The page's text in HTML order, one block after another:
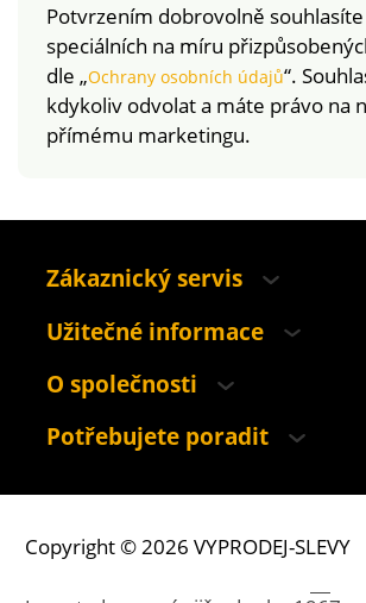
Potvrzením dobrovolně
speciálních na míru
dle „Ochrany osobních údajů“.
kdykoliv odvolat a máte právo na
přímému marketingu.
Zákaznický servis
Užitečné informace
O společnosti
Potřebujete poradit
Copyright © 2026 VYPRODEJ-SLEVY